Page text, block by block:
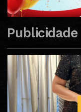
Publicidade